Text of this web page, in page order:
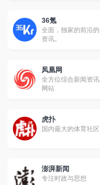
实例（即独立运行的
服务器）组成的联邦
网络。
36氪
全面，独家的前沿的
资讯。
凤凰网
全方位综合新闻资讯
网站
虎扑
国内最大的体育社区
澎湃新闻
专注时政与思想